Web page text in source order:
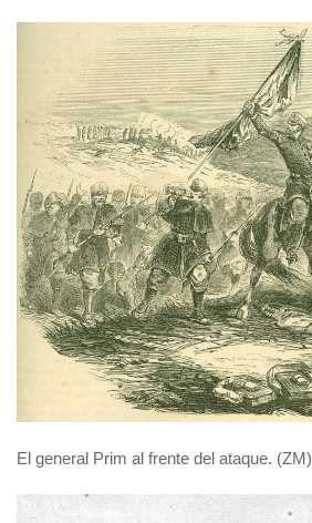
El general Prim al frente del ataque. (ZM)